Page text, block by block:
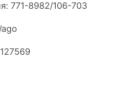
771-8982/106-703